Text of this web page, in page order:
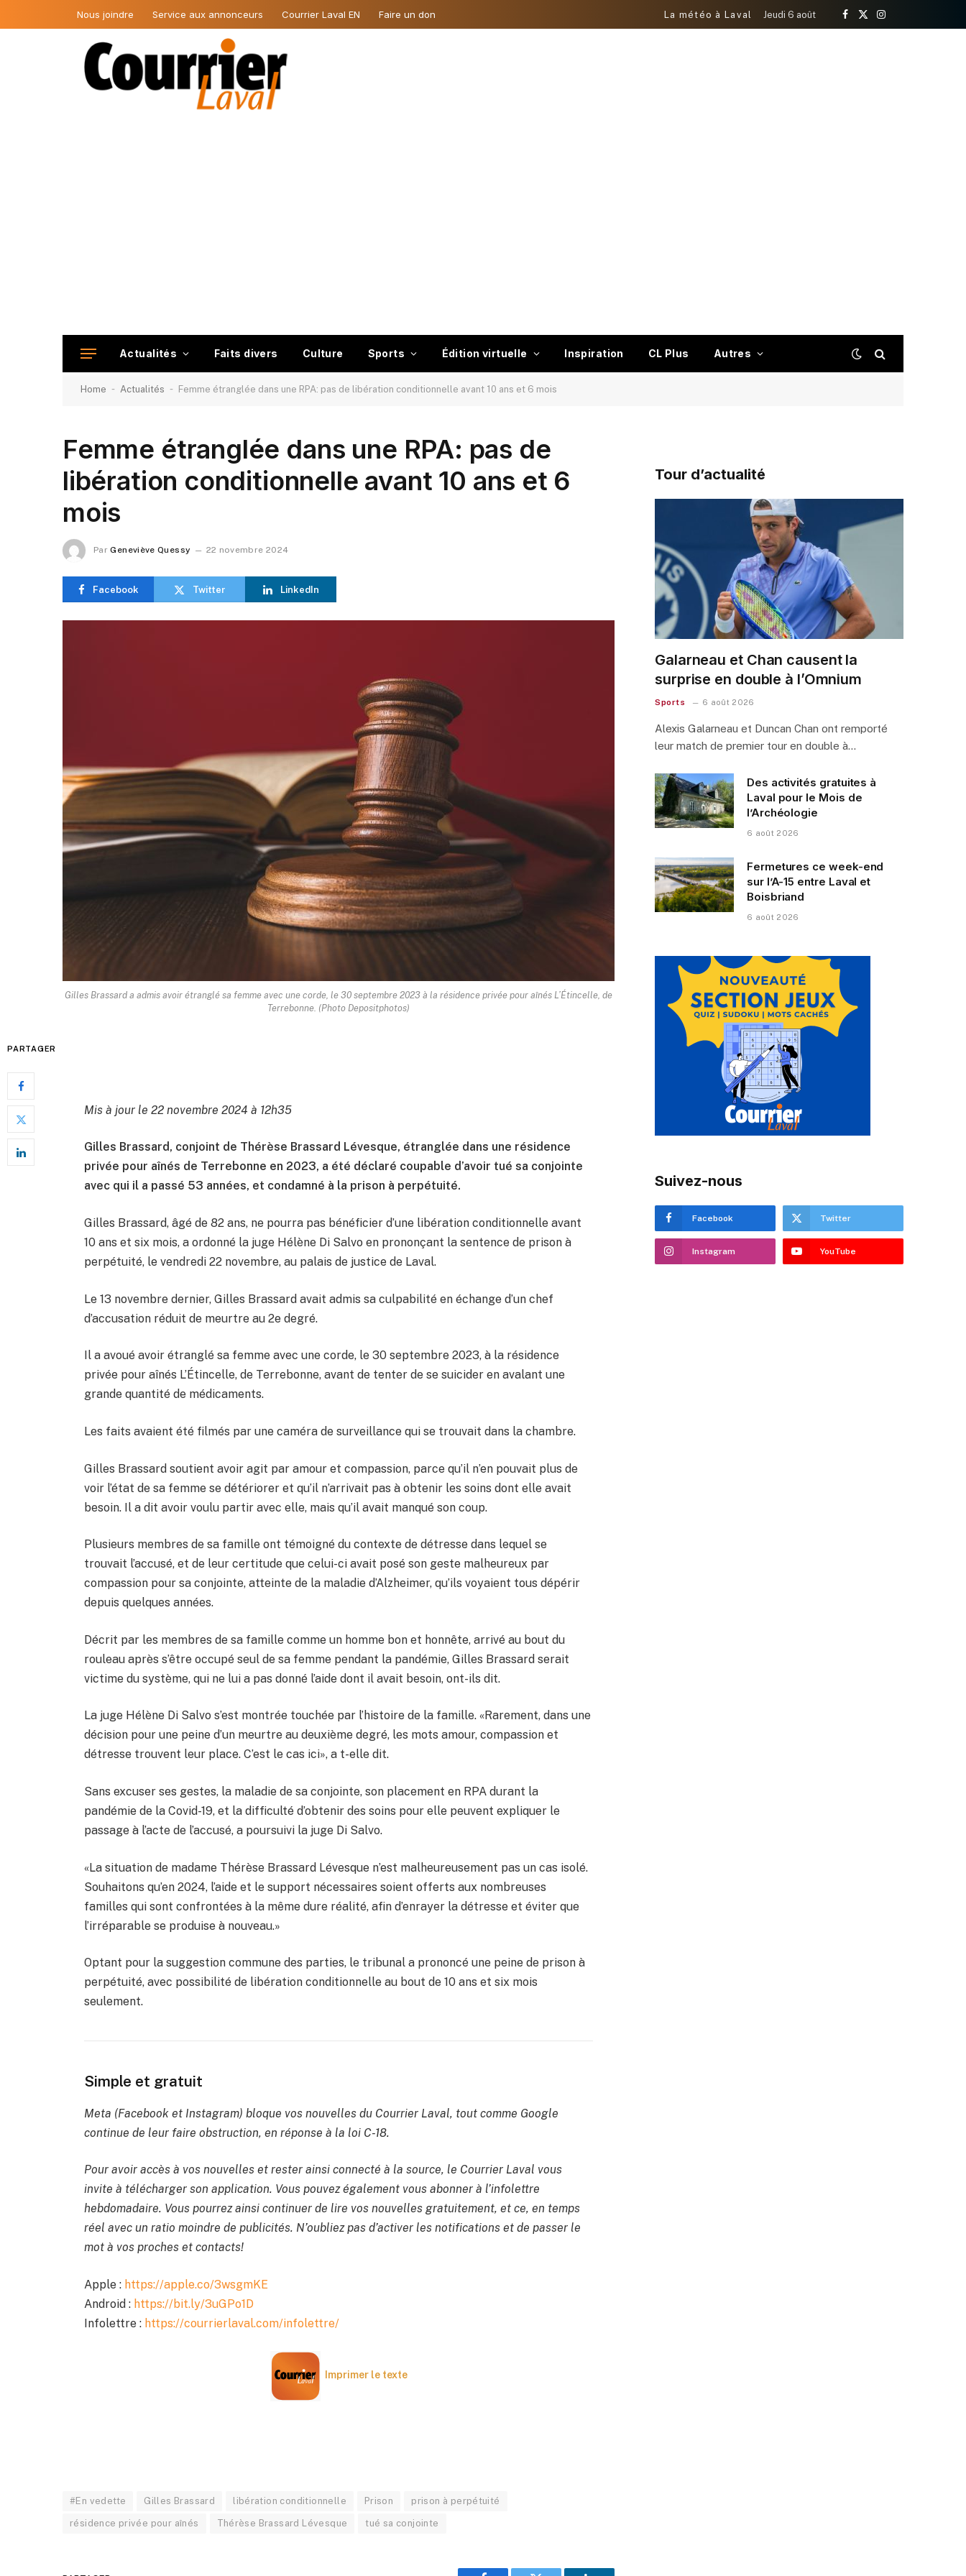
Nous joindre Service aux annonceurs Courrier Laval EN Faire un don La météo à Laval Jeudi 6 août
Facebook
X
Instagram
Actualités Faits divers Culture Sports Édition virtuelle Inspiration CL Plus Autres
Home - Actualités - Femme étranglée dans une RPA: pas de libération conditionnelle avant 10 ans et 6 mois
Femme étranglée dans une RPA: pas de
libération conditionnelle avant 10 ans et 6
mois
Par Geneviève Quessy 22 novembre 2024
Facebook Twitter LinkedIn
Gilles Brassard a admis avoir étranglé sa femme avec une corde, le 30 septembre 2023 à la résidence privée pour aînés L’Étincelle, de
Terrebonne. (Photo Depositphotos)
PARTAGER
Mis à jour le 22 novembre 2024 à 12h35
Gilles Brassard, conjoint de Thérèse Brassard Lévesque, étranglée dans une résidence
privée pour aînés de Terrebonne en 2023, a été déclaré coupable d’avoir tué sa conjointe
avec qui il a passé 53 années, et condamné à la prison à perpétuité.
Gilles Brassard, âgé de 82 ans, ne pourra pas bénéficier d’une libération conditionnelle avant
10 ans et six mois, a ordonné la juge Hélène Di Salvo en prononçant la sentence de prison à
perpétuité, le vendredi 22 novembre, au palais de justice de Laval.
Le 13 novembre dernier, Gilles Brassard avait admis sa culpabilité en échange d’un chef
d’accusation réduit de meurtre au 2e degré.
Il a avoué avoir étranglé sa femme avec une corde, le 30 septembre 2023, à la résidence
privée pour aînés L’Étincelle, de Terrebonne, avant de tenter de se suicider en avalant une
grande quantité de médicaments.
Les faits avaient été filmés par une caméra de surveillance qui se trouvait dans la chambre.
Gilles Brassard soutient avoir agit par amour et compassion, parce qu’il n’en pouvait plus de
voir l’état de sa femme se détériorer et qu’il n’arrivait pas à obtenir les soins dont elle avait
besoin. Il a dit avoir voulu partir avec elle, mais qu’il avait manqué son coup.
Plusieurs membres de sa famille ont témoigné du contexte de détresse dans lequel se
trouvait l’accusé, et de leur certitude que celui-ci avait posé son geste malheureux par
compassion pour sa conjointe, atteinte de la maladie d’Alzheimer, qu’ils voyaient tous dépérir
depuis quelques années.
Décrit par les membres de sa famille comme un homme bon et honnête, arrivé au bout du
rouleau après s’être occupé seul de sa femme pendant la pandémie, Gilles Brassard serait
victime du système, qui ne lui a pas donné l’aide dont il avait besoin, ont-ils dit.
La juge Hélène Di Salvo s’est montrée touchée par l’histoire de la famille. «Rarement, dans une
décision pour une peine d’un meurtre au deuxième degré, les mots amour, compassion et
détresse trouvent leur place. C’est le cas ici», a t-elle dit.
Sans excuser ses gestes, la maladie de sa conjointe, son placement en RPA durant la
pandémie de la Covid-19, et la difficulté d’obtenir des soins pour elle peuvent expliquer le
passage à l’acte de l’accusé, a poursuivi la juge Di Salvo.
«La situation de madame Thérèse Brassard Lévesque n’est malheureusement pas un cas isolé.
Souhaitons qu’en 2024, l’aide et le support nécessaires soient offerts aux nombreuses
familles qui sont confrontées à la même dure réalité, afin d’enrayer la détresse et éviter que
l’irréparable se produise à nouveau.»
Optant pour la suggestion commune des parties, le tribunal a prononcé une peine de prison à
perpétuité, avec possibilité de libération conditionnelle au bout de 10 ans et six mois
seulement.
Simple et gratuit
Meta (Facebook et Instagram) bloque vos nouvelles du Courrier Laval, tout comme Google
continue de leur faire obstruction, en réponse à la loi C-18.
Pour avoir accès à vos nouvelles et rester ainsi connecté à la source, le Courrier Laval vous
invite à télécharger son application. Vous pouvez également vous abonner à l’infolettre
hebdomadaire. Vous pourrez ainsi continuer de lire vos nouvelles gratuitement, et ce, en temps
réel avec un ratio moindre de publicités. N’oubliez pas d’activer les notifications et de passer le
mot à vos proches et contacts!
Apple : https://apple.co/3wsgmKE
Android : https://bit.ly/3uGPo1D
Infolettre : https://courrierlaval.com/infolettre/
Imprimer le texte
#En vedette Gilles Brassard libération conditionnelle Prison prison à perpétuité
résidence privée pour aînés Thérèse Brassard Lévesque tué sa conjointe
Tour d’actualité
Galarneau et Chan causent la
surprise en double à l’Omnium
Sports 6 août 2026
Alexis Galarneau et Duncan Chan ont remporté
leur match de premier tour en double à…
Des activités gratuites à
Laval pour le Mois de
l’Archéologie
6 août 2026
Fermetures ce week-end
sur l’A-15 entre Laval et
Boisbriand
6 août 2026
Suivez-nous
Facebook Twitter
Instagram YouTube